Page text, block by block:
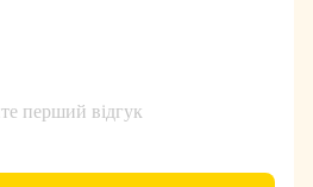
перший відгук